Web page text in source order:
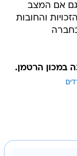
גם אם המצב
והחובות
במכון הרטמן.